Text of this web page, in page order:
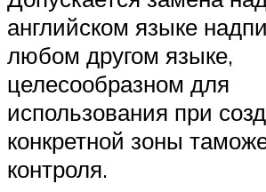
английском языке
любом другом языке,
целесообразном для
использования при
конкретной зоны
контроля.